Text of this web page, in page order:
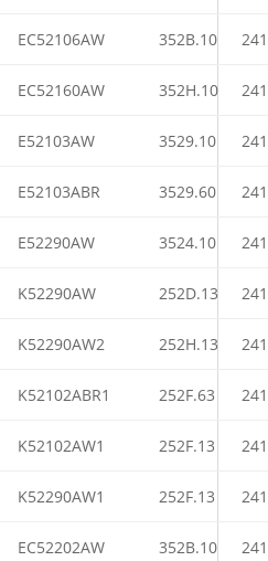
EC52106AW 352B.10
EC52160AW 352H.10
E52103AW 3529.10
E52103ABR 3529.60
E52290AW 3524.10
K52290AW 252D.13
K52290AW2 252H.13
K52102ABR1 252F.63
K52102AW1 252F.13
K52290AW1 252F.13
EC52202AW 352B.10